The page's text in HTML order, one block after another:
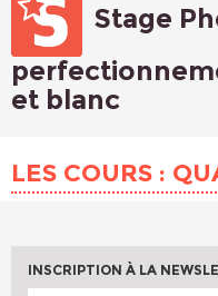
Stage
et blanc
LES COURS :
INSCRIPTION À LA